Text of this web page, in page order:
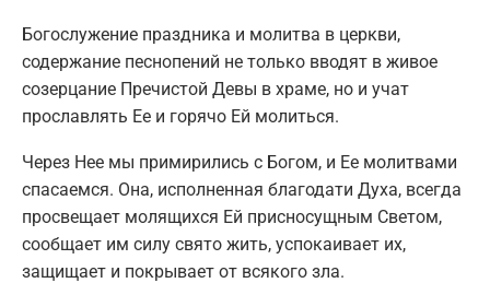
Богослужение праздника и молитва в церкви,
содержание песнопений не только вводят в живое
созерцание Пречистой Девы в храме, но и учат
прославлять Ее и горячо Ей молиться.
Через Нее мы примирились с Богом, и Ее молитвами
спасаемся. Она, исполненная благодати Духа, всегда
просвещает молящихся Ей присносущным Светом,
сообщает им силу свято жить, успокаивает их,
защищает и покрывает от всякого зла.